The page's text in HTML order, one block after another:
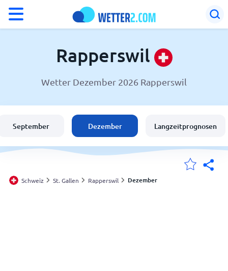
Wetter in Rapperswil
Deutschland
Österreich
Rapperswil
Wetter Dezember 2026 Rapperswil
September Dezember Langzeitprognosen
Schweiz St. Gallen Rapperswil Dezember